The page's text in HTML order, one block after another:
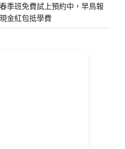
季班免費試上預約中，早鳥報
金紅包抵學費